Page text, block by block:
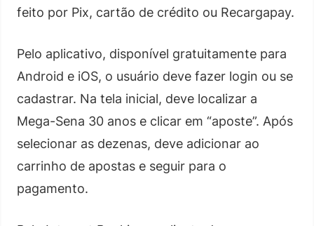
feito por Pix, cartão de crédito ou Recargapay.
Pelo aplicativo, disponível gratuitamente para
Android e iOS, o usuário deve fazer login ou se
cadastrar. Na tela inicial, deve localizar a
Mega-Sena 30 anos e clicar em “aposte”. Após
selecionar as dezenas, deve adicionar ao
carrinho de apostas e seguir para o
pagamento.